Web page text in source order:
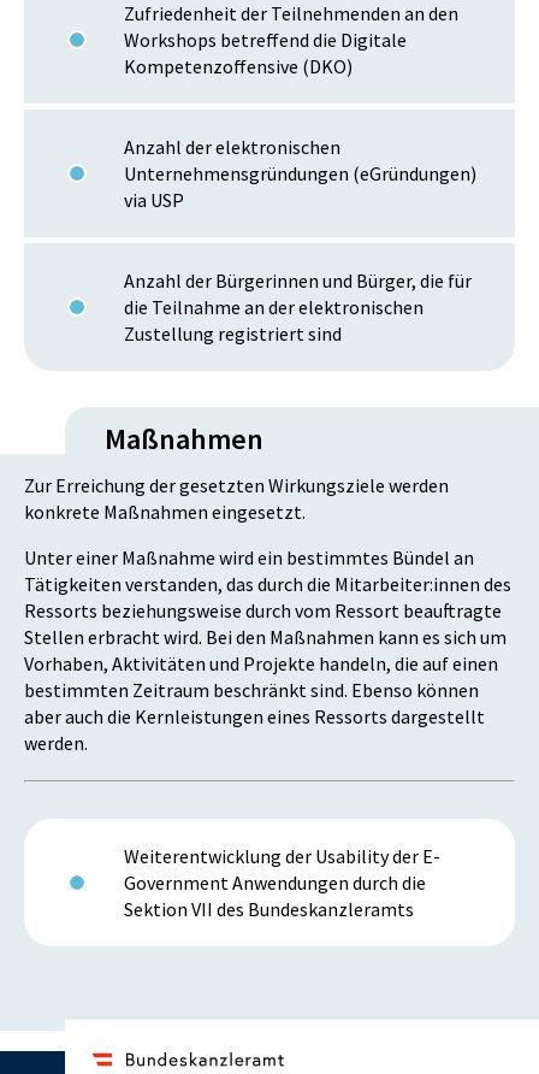
Zufriedenheit der Teilnehmenden an den
Workshops betreffend die Digitale
Kompetenzoffensive (DKO)
Anzahl der elektronischen
Unternehmensgründungen (eGründungen)
via USP
Anzahl der Bürgerinnen und Bürger, die für
die Teilnahme an der elektronischen
Zustellung registriert sind
Maßnahmen
Zur Erreichung der gesetzten Wirkungsziele werden
konkrete Maßnahmen eingesetzt.
Unter einer Maßnahme wird ein bestimmtes Bündel an
Tätigkeiten verstanden, das durch die Mitarbeiter:innen des
Ressorts beziehungsweise durch vom Ressort beauftragte
Stellen erbracht wird. Bei den Maßnahmen kann es sich um
Vorhaben, Aktivitäten und Projekte handeln, die auf einen
bestimmten Zeitraum beschränkt sind. Ebenso können
aber auch die Kernleistungen eines Ressorts dargestellt
werden.
Weiterentwicklung der Usability der E-
Government Anwendungen durch die
Sektion VII des Bundeskanzleramts